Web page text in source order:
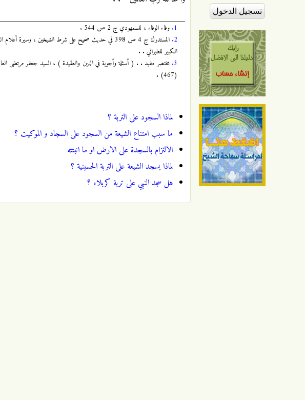
1. وفاء الوفاء ، للسمهودي ج 2 ص 544 .
2.
الكبير للطبراني . .
3.
(467) .
لماذا السجود على التربة ؟
ما سبب امتناع الشيعة من السجود على السجاد و الموكيت ؟
الالتزام بالسجدة على الارض او ما انبتته
لماذا يسجد الشيعة على التربة الحسينية ؟
هل سجد النبي على تربة كربلاء ؟